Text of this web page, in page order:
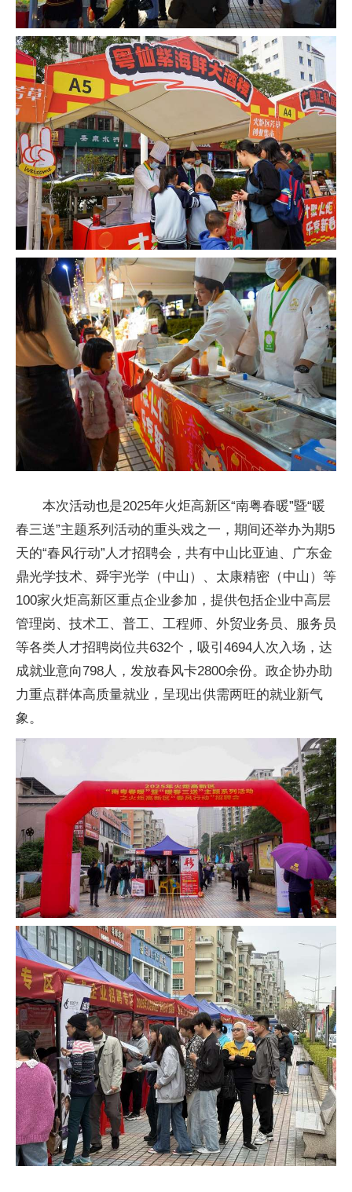
本次活动也是2025年火炬高新区“南粤春暖”暨“暖
春三送”主题系列活动的重头戏之一，期间还举办为期5
天的“春风行动”人才招聘会，共有中山比亚迪、广东金
鼎光学技术、舜宇光学（中山）、太康精密（中山）等
100家火炬高新区重点企业参加，提供包括企业中高层
管理岗、技术工、普工、工程师、外贸业务员、服务员
等各类人才招聘岗位共632个，吸引4694人次入场，达
成就业意向798人，发放春风卡2800余份。政企协办助
力重点群体高质量就业，呈现出供需两旺的就业新气
象。